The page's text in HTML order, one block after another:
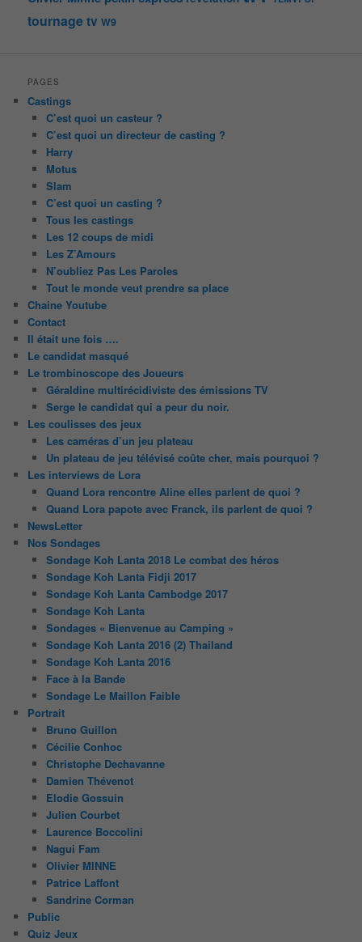
tournagetv W9
PAGES
Castings
C’est quoi un casteur ?
C’est quoi un directeur de casting ?
Harry
Motus
Slam
C’est quoi un casting ?
Tous les castings
Les 12 coups de midi
Les Z’Amours
N’oubliez Pas Les Paroles
Tout le monde veut prendre sa place
Chaine Youtube
Contact
Il était une fois ….
Le candidat masqué
Le trombinoscope des Joueurs
Géraldine multirécidiviste des émissions TV
Serge le candidat qui a peur du noir.
Les coulisses des jeux
Les caméras d’un jeu plateau
Un plateau de jeu télévisé coûte cher, mais pourquoi ?
Les interviews de Lora
Quand Lora rencontre Aline elles parlent de quoi ?
Quand Lora papote avec Franck, ils parlent de quoi ?
NewsLetter
Nos Sondages
Sondage Koh Lanta 2018 Le combat des héros
Sondage Koh Lanta Fidji 2017
Sondage Koh Lanta Cambodge 2017
Sondage Koh Lanta
Sondages « Bienvenue au Camping »
Sondage Koh Lanta 2016 (2) Thailand
Sondage Koh Lanta 2016
Face à la Bande
Sondage Le Maillon Faible
Portrait
Bruno Guillon
Cécilie Conhoc
Christophe Dechavanne
Damien Thévenot
Elodie Gossuin
Julien Courbet
Laurence Boccolini
Nagui Fam
Olivier MINNE
Patrice Laffont
Sandrine Corman
Public
Quiz Jeux